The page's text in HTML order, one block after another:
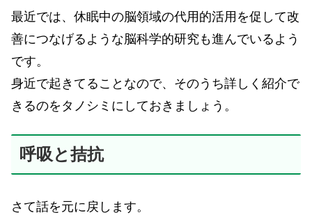
最近では、休眠中の脳領域の代用的活用を促して改
善につなげるような脳科学的研究も進んでいるよう
です。
身近で起きてることなので、そのうち詳しく紹介で
きるのをタノシミにしておきましょう。
呼吸と拮抗
さて話を元に戻します。